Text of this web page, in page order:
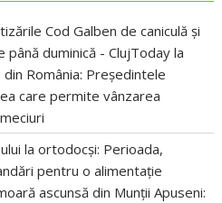
Cod Galben de caniculă și
până duminică - ClujToday la
România: Președintele
care permite vânzarea
la ortodocși: Perioada,
pentru o alimentație
ascunsă din Munții Apuseni: